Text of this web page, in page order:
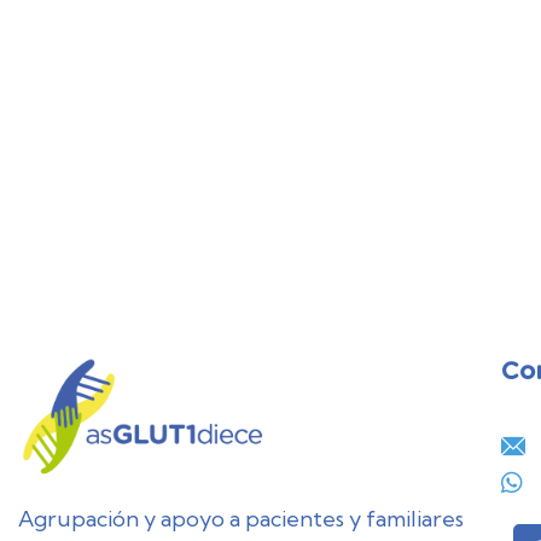
Agrupación y apoyo a pacientes y familiares